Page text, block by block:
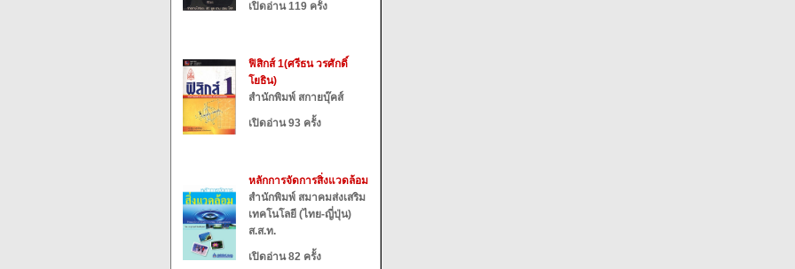
เปิดอ่าน 119 ครั้ง
ฟิสิกส์ 1(ศรีธน วรศักดิ์
โยธิน)
สำนักพิมพ์ สกายบุ๊คส์
เปิดอ่าน 93 ครั้ง
หลักการจัดการสิ่งแวดล้อม
สำนักพิมพ์ สมาคมส่งเสริม
เทคโนโลยี (ไทย-ญี่ปุ่น)
ส.ส.ท.
เปิดอ่าน 82 ครั้ง